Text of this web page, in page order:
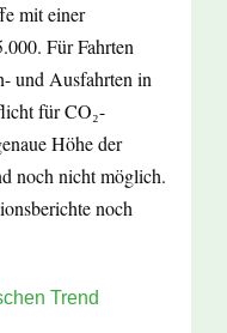
mit einer
Für Fahrten
und Ausfahrten in
für CO₂-
Höhe der
noch nicht möglich.
noch
Trend